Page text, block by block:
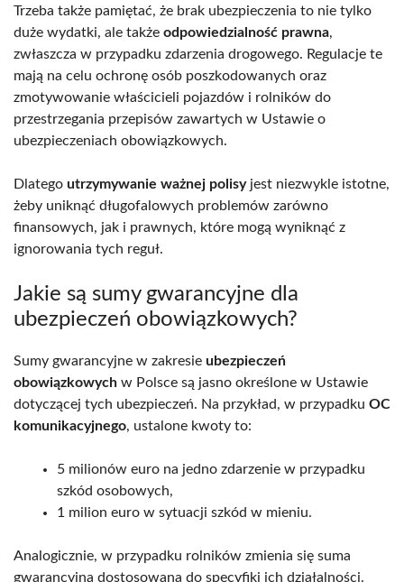
Trzeba także pamiętać, że brak ubezpieczenia to nie tylko
duże wydatki, ale także odpowiedzialność prawna,
zwłaszcza w przypadku zdarzenia drogowego. Regulacje te
mają na celu ochronę osób poszkodowanych oraz
zmotywowanie właścicieli pojazdów i rolników do
przestrzegania przepisów zawartych w Ustawie o
ubezpieczeniach obowiązkowych.
Dlatego utrzymywanie ważnej polisyjest niezwykle istotne,
żeby uniknąć długofalowych problemów zarówno
finansowych, jak i prawnych, które mogą wyniknąć z
ignorowania tych reguł.
Jakie są sumy gwarancyjne dla
ubezpieczeń obowiązkowych?
Sumy gwarancyjne w zakresie ubezpieczeń
obowiązkowych w Polsce są jasno określone w Ustawie
dotyczącej tych ubezpieczeń. Na przykład, w przypadku OC
komunikacyjnego, ustalone kwoty to:
5 milionów euro na jedno zdarzenie w przypadku
szkód osobowych,
1 milion euro w sytuacji szkód w mieniu.
Analogicznie, w przypadku rolników zmienia się suma
gwarancyjna dostosowana do specyfiki ich działalności.